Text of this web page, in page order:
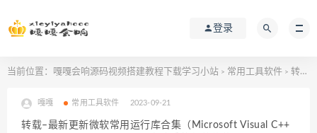
登录
当前位置： 嘎嘎会响源码视频搭建教程下载学习小站 > 常用工具软件 > 转载–最新更新微软常用运行库合集（Microsoft Visual C++ Redistributable） Windows电脑系统必装软件 2023.08.10
嘎嘎 常用工具软件 2023-09-21
转载–最新更新微软常用运行库合集（Microsoft Visual C++